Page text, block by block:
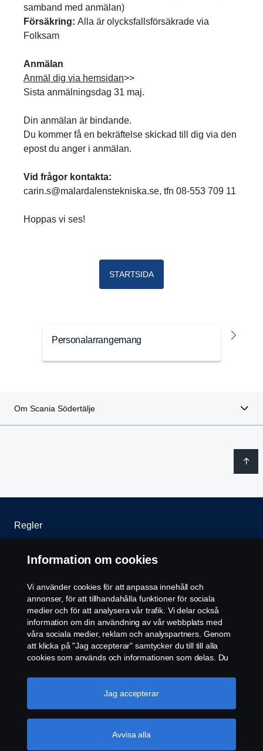
samband med anmälan)
Försäkring: Alla är olycksfallsförsäkrade via
Folksam
Anmälan
Anmäl dig via hemsidan>>
Sista anmälningsdag 31 maj.
Din anmälan är bindande.
Du kommer få en bekräftelse skickad till dig via den
epost du anger i anmälan.
Vid frågor kontakta:
carin.s@malardalenstekniska.se, tfn 08-553 709 11
Hoppas vi ses!
STARTSIDA
Personalarrangemang
Om Scania Södertälje
Regler
Integritetspolicy
Kontakta oss
Cookiepolicy
Cookie-inställningar
© Copyright Scania 2026 All rights reserved. Scania
Information om cookies
Vi använder cookies för att anpassa innehåll och
annonser, för att tillhandahålla funktioner för sociala
medier och för att analysera vår trafik. Vi delar också
information om din användning av vår webbplats med
våra sociala medier, reklam och analyspartners. Genom
att klicka på "Jag accepterar" samtycker du till till alla
cookies som används och informationen som delas. Du
"Cookie-inställningar" och välja de kategorier du vill
acceptera. För en mer detaljerad förklaring av hur vi
Avvisa alla
Jag accepterar